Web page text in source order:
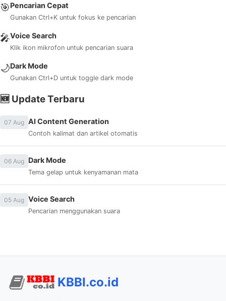
🎯Pencarian Cepat
Gunakan Ctrl+K untuk fokus ke pencarian
🎤Voice Search
Klik ikon mikrofon untuk pencarian suara
🌙Dark Mode
Gunakan Ctrl+D untuk toggle dark mode
🆕 Update Terbaru
07 Aug AI Content Generation
Contoh kalimat dan artikel otomatis
06 Aug Dark Mode
Tema gelap untuk kenyamanan mata
05 Aug Voice Search
Pencarian menggunakan suara
KBBI.co.id